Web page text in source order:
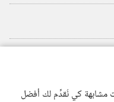
مشابهة كي نُقدِّم لك أفضل